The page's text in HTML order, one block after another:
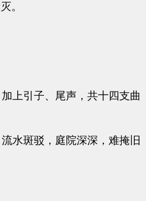
。
上引子、尾声，共十四支曲
水斑驳，庭院深深，难掩旧